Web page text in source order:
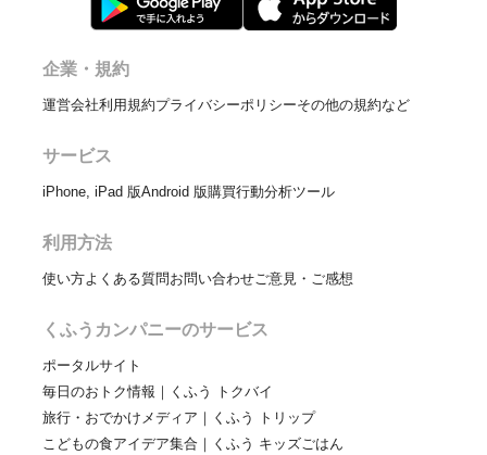
企業・規約
運営会社利用規約プライバシーポリシーその他の規約など
サービス
iPhone, iPad 版Android 版購買行動分析ツール
利用方法
使い方よくある質問お問い合わせご意見・ご感想
くふうカンパニーのサービス
ポータルサイト
毎日のおトク情報｜くふう トクバイ
旅行・おでかけメディア｜くふう トリップ
こどもの食アイデア集合｜くふう キッズごはん